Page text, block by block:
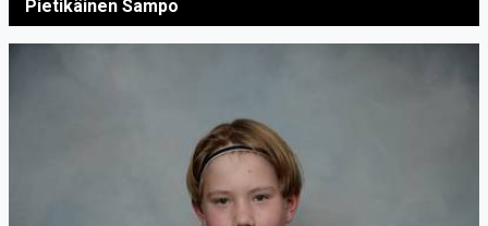
Pietikäinen Sampo